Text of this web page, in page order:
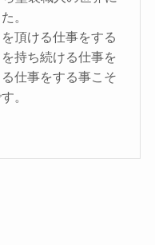
。
頂ける仕事をする
持ち続ける仕事を
仕事をする事こそ
。